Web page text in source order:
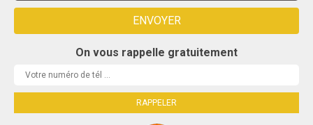
On vous rappelle gratuitement